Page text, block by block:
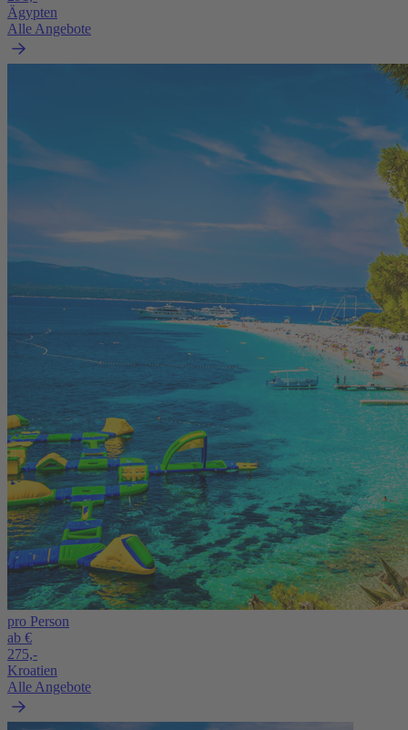
Ägypten
Alle Angebote
pro Person
ab €
275,-
Kroatien
Alle Angebote